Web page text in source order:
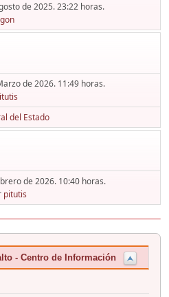
de 2025. 23:22 horas.
de 2026. 11:49 horas.
del Estado
de 2026. 10:40 horas.
pitutis
- Centro de Información